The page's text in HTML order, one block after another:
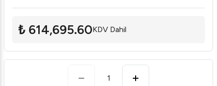
₺ 614,695.60KDV Dahil
1